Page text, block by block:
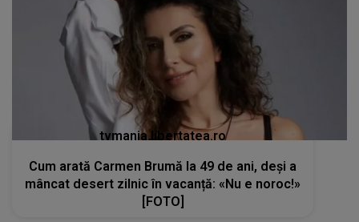
tvmania.libertatea.ro
Cum arată Carmen Brumă la 49 de ani, deși a
mâncat desert zilnic în vacanță: «Nu e noroc!»
[FOTO]